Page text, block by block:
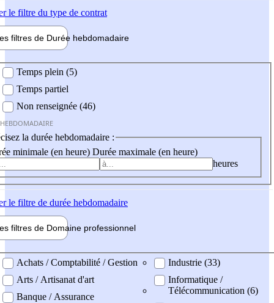
le filtre du type de contrat
filtres de Durée hebdomadaire
Temps plein (5)
Temps partiel
Non renseignée (46)
la durée hebdomadaire :
minimale (en heure) Durée maximale (en heure)
heures
le filtre de durée hebdomadaire
filtres de Domaine professionnel
professionel
Achats / Comptabilité / Gestion
Arts / Artisanat d'art
Banque / Assurance
Industrie (33)
Informatique /
Télécommunication (6)